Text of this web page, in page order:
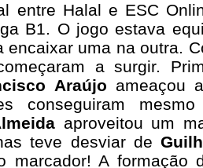
entre Halal e ESC
B1. O jogo estava
encaixar uma na outra.
a surgir.
Araújo ameaçou
conseguiram
aproveitou um
teve desviar de
marcador! A formação